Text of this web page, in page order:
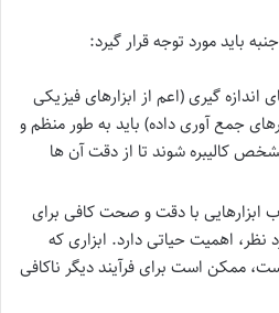
باید مورد توجه قرار گیرد:
اندازه گیری (اعم از ابزارهای فیزیکی
جمع آوری داده) باید به طور منظم و
کالیبره شوند تا از دقت آن ها
ابزارهایی با دقت و صحت کافی برای
نظر، اهمیت حیاتی دارد. ابزاری که
ممکن است برای فرآیند دیگر ناکافی